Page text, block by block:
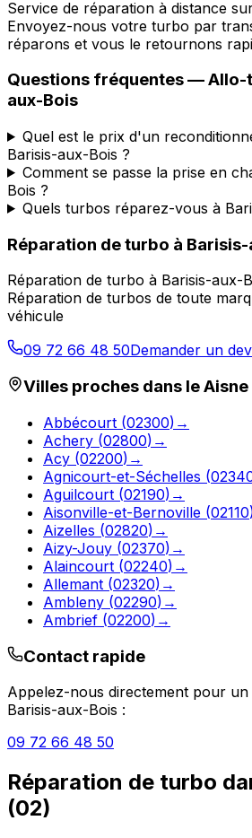
Service de réparation à distance
Envoyez-nous votre turbo par
réparons et vous le retournons
Questions fréquentes —Allo-
aux-Bois
Quel est le prix d'un
Barisis-aux-Bois ?
Comment se passe la prise en
Bois ?
Quels turbos réparez-vous à
Réparation de turbo à
Réparation de turbo à Barisis-aux-
Réparation de turbos de toute
véhicule
09 72 66 48 50Demander un
Villes proches dans leAisne
Abbécourt (02300) →
Achery (02800) →
Acy (02200) →
Agnicourt-et-Séchelles (
Aguilcourt (02190) →
Aisonville-et-Bernoville (02110
Aizelles (02820) →
Aizy-Jouy (02370) →
Alaincourt (02240) →
Allemant (02320) →
Ambleny (02290) →
Ambrief (02200) →
Contact rapide
Appelez-nous directement pour un
Barisis-aux-Bois :
09 72 66 48 50
Réparation de turbo
(02)